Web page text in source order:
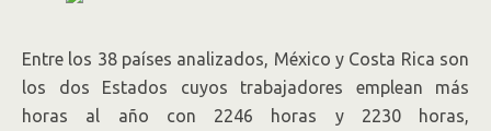
Entre los 38 países analizados, México y Costa Rica son
los dos Estados cuyos trabajadores emplean más
horas al año con 2246 horas y 2230 horas,